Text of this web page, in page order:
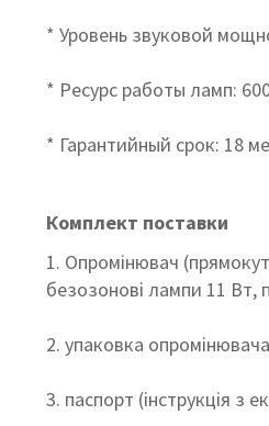
* Уровень звуковой
* Ресурс работы ламп:
* Гарантийный срок: 18
Комплект поставки
1. Опромінювач
безозонові лампи 11 Вт,
2. упаковка
3. паспорт (інструкція з